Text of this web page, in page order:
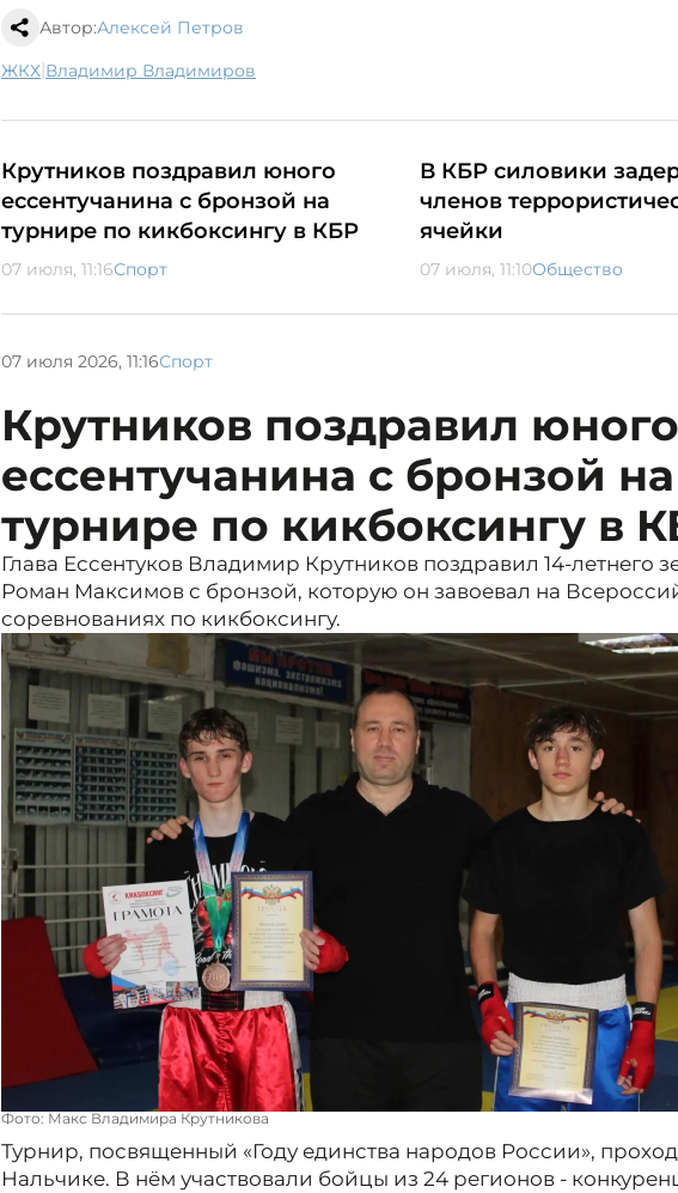
Автор:Алексей Петров
ЖКХ| Владимир Владимиров
Крутников поздравил юного
ессентучанина с бронзой на
турнире по кикбоксингу в КБР
07 июля, 11:16Спорт
В КБР силовики
членов
ячейки
07 июля, 11:10Общество
07 июля 2026, 11:16Спорт
Крутников поздравил юного
ессентучанина с бронзой на
турнире по кикбоксингу в
Глава Ессентуков Владимир Крутников поздравил 14-летнего
Роман Максимов с бронзой, которую он завоевал на
соревнованиях по кикбоксингу.
Фото: Макс Владимира Крутникова
Турнир, посвященный «Году единства народов России»,
Нальчике. В нём участвовали бойцы из 24 регионов -